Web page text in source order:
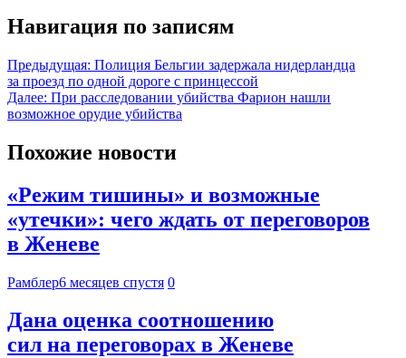
Навигация по записям
Предыдущая: Полиция Бельгии задержала нидерландца
за проезд по одной дороге с принцессой
Далее: При расследовании убийства Фарион нашли
возможное орудие убийства
Похожие новости
«Режим тишины» и возможные
«утечки»: чего ждать от переговоров
в Женеве
Рамблер6 месяцев спустя 0
Дана оценка соотношению
сил на переговорах в Женеве